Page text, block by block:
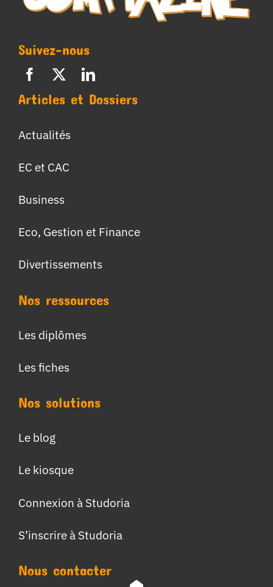
Suivez-nous
Articles et Dossiers
Actualités
EC et CAC
Business
Eco, Gestion et Finance
Divertissements
Nos ressources
Les diplômes
Les fiches
Nos solutions
Le blog
Le kiosque
Connexion à Studoria
S’inscrire à Studoria
Nous contacter